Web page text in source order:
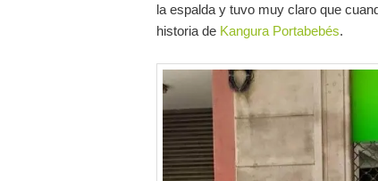
la espalda y tuvo muy claro que
historia de Kangura Portabebés.